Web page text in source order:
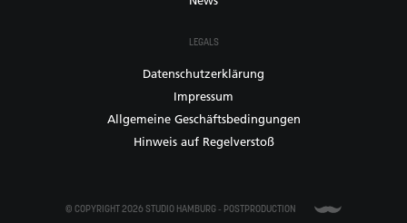
LEGALS
Datenschutzerklärung
Impressum
Allgemeine Geschäftsbedingungen
Hinweis auf Regelverstoß
© COPYRIGHT 2026 STUDIO HAMBURG - POSTPRODUCTION